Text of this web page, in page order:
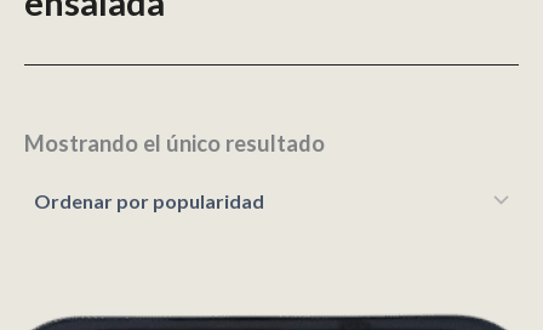
Mostrando el único resultado